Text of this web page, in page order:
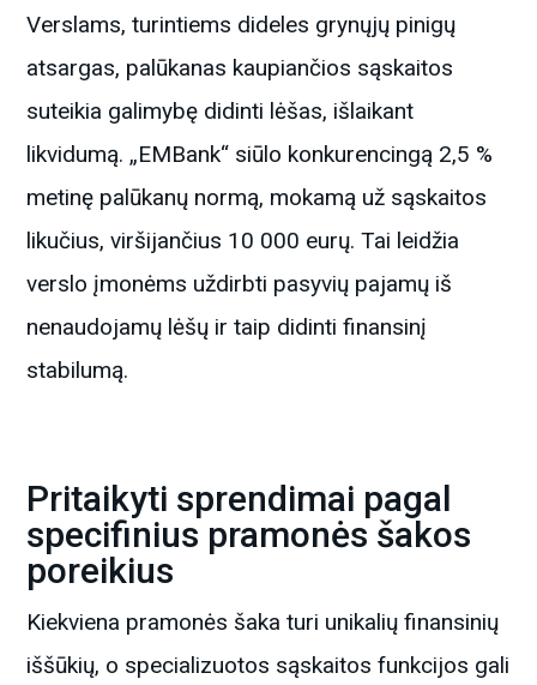
Verslams, turintiems dideles grynųjų pinigų
atsargas, palūkanas kaupiančios sąskaitos
suteikia galimybę didinti lėšas, išlaikant
likvidumą. „EMBank“ siūlo konkurencingą 2,5 %
metinę palūkanų normą, mokamą už sąskaitos
likučius, viršijančius 10 000 eurų. Tai leidžia
verslo įmonėms uždirbti pasyvių pajamų iš
nenaudojamų lėšų ir taip didinti finansinį
stabilumą.
Pritaikyti sprendimai pagal
specifinius pramonės šakos
poreikius
Kiekviena pramonės šaka turi unikalių finansinių
iššūkių, o specializuotos sąskaitos funkcijos gali